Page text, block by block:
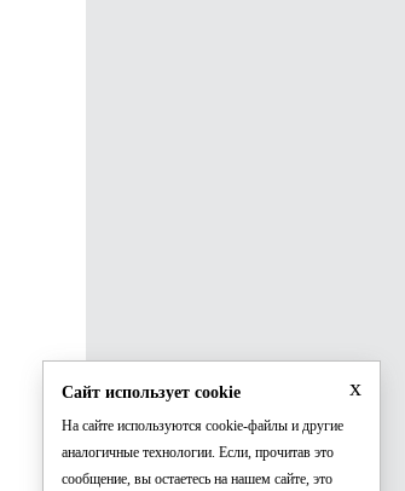
x
Сайт использует cookie
На сайте используются cookie-файлы и другие
аналогичные технологии. Если, прочитав это
сообщение, вы остаетесь на нашем сайте, это